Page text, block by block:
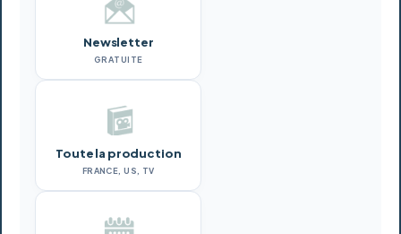
Newsletter
GRATUITE
Toute la production
FRANCE, US, TV